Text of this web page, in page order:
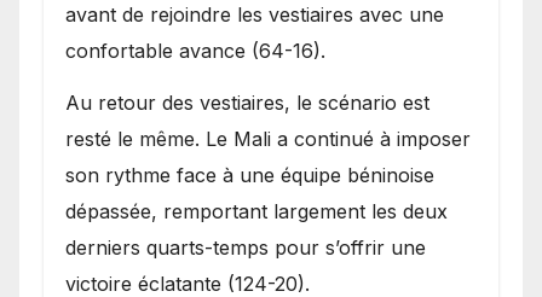
avant de rejoindre les vestiaires avec une
confortable avance (64-16).
Au retour des vestiaires, le scénario est
resté le même. Le Mali a continué à imposer
son rythme face à une équipe béninoise
dépassée, remportant largement les deux
derniers quarts-temps pour s’offrir une
victoire éclatante (124-20).